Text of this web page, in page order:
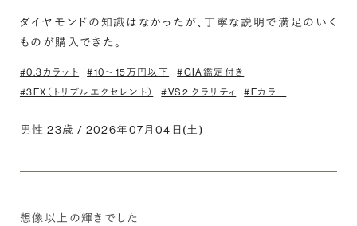
ダイヤモンドの知識はなかったが、丁寧な説明で満足のいく
ものが購入できた。
#0.3カラット #10〜15万円以下
#GIA鑑定付き
#3EX（トリプルエクセレント）
#VS2 クラリティ #Eカラー
男性 23歳 / 2026年07月04日(土)
想像以上の輝きでした